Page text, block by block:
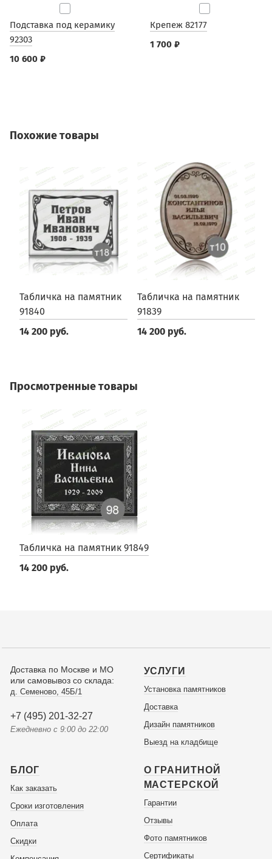
Подставка под керамику
92303
10 600 ₽
Крепеж 82177
1 700 ₽
Похожие товары
Табличка на памятник
91840
14 200 руб.
Табличка на памятник
91839
14 200 руб.
Просмотренные товары
Табличка на памятник 91849
14 200 руб.
Доставка по Москве и МО
или самовывоз со склада:
д. Семеново, 45Б/1
+7 (495) 201-32-27
Ежедневно с 9:00 до 22:00
УСЛУГИ
Установка памятников
Доставка
Дизайн памятников
Выезд на кладбище
БЛОГ
Как заказать
Сроки изготовления
Оплата
Скидки
О ГРАНИТНОЙ
МАСТЕРСКОЙ
Гарантии
Отзывы
Фото памятников
Сертификаты